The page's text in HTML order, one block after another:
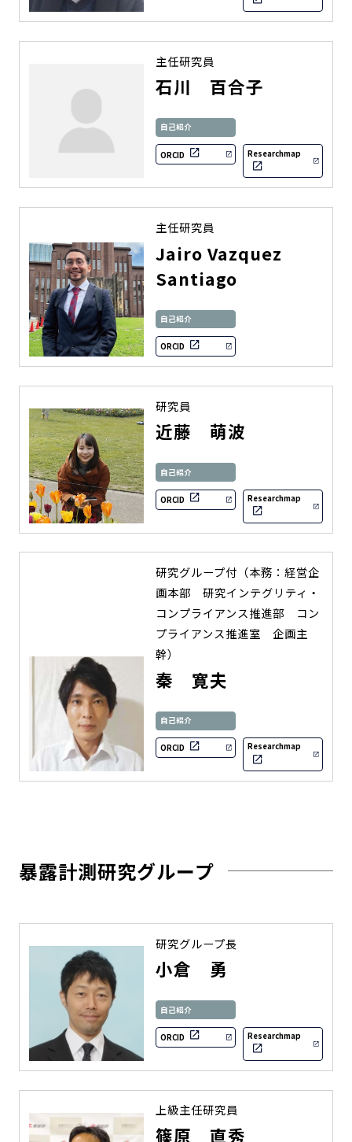
主任研究員
石川 百合子
自己紹介
ORCID Researchmap
主任研究員
Jairo Vazquez
Santiago
自己紹介
ORCID
研究員
近藤 萌波
自己紹介
ORCID Researchmap
研究グループ付（本務：経営企
画本部 研究インテグリティ・
コンプライアンス推進部 コン
プライアンス推進室 企画主
幹）
秦 寛夫
自己紹介
ORCID Researchmap
暴露計測研究グループ
研究グループ長
小倉 勇
自己紹介
ORCID Researchmap
上級主任研究員
篠原 直秀